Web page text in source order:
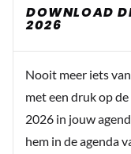
DOWNLOAD
2026
Nooit meer iets
met een druk op
2026 in jouw
hem in de agenda